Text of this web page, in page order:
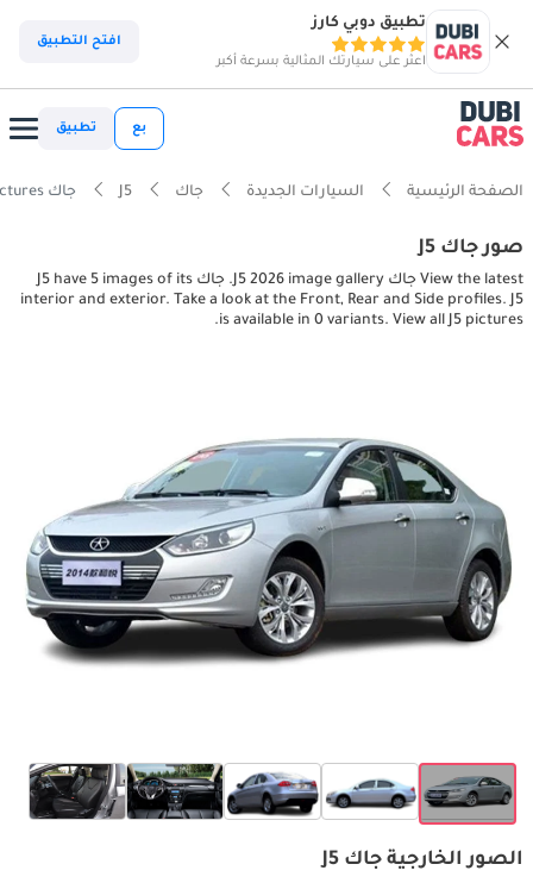
تطبيق دوبي كارز
اعثر على سيارتك المثالية بسرعة أكبر
افتح التطبيق
بع تطبيق
الصفحة الرئيسية السيارات الجديدة جاك J5 جاك J5 interior, exterior pictures
صور جاك J5
View the latest جاك J5 2026 image gallery. جاك J5 have 5 images of its
interior and exterior. Take a look at the Front, Rear and Side profiles. J5
is available in 0 variants. View all J5 pictures.
الصور الخارجية جاك J5